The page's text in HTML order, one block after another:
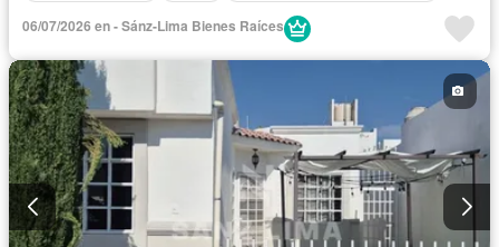
06/07/2026 en - Sánz-Lima Bienes Raíces